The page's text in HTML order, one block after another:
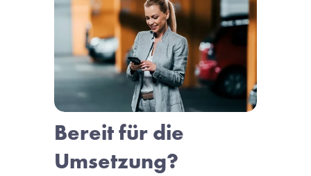
Bereit für die
Umsetzung?